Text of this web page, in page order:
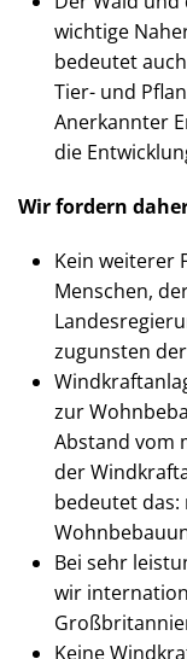
wichtige
bedeutet
Tier- und
Anerkannter
die
Wir fordern
Kein weiterer
Menschen,
zugunsten
zur
Abstand vom
der
bedeutet
Bei sehr
wir
Keine